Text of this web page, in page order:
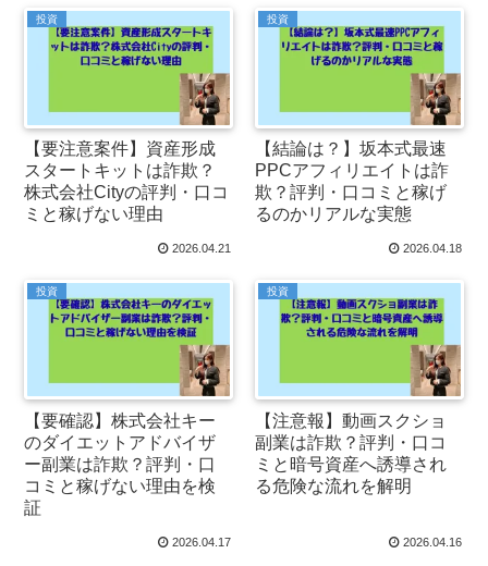
投資
【要注意案件】資産形成
スタートキットは詐欺？
株式会社Cityの評判・口コ
ミと稼げない理由
2026.04.21
投資
【結論は？】坂本式最速
PPCアフィリエイトは詐
欺？評判・口コミと稼げ
るのかリアルな実態
2026.04.18
投資
【要確認】株式会社キー
のダイエットアドバイザ
ー副業は詐欺？評判・口
コミと稼げない理由を検
証
2026.04.17
投資
【注意報】動画スクショ
副業は詐欺？評判・口コ
ミと暗号資産へ誘導され
る危険な流れを解明
2026.04.16